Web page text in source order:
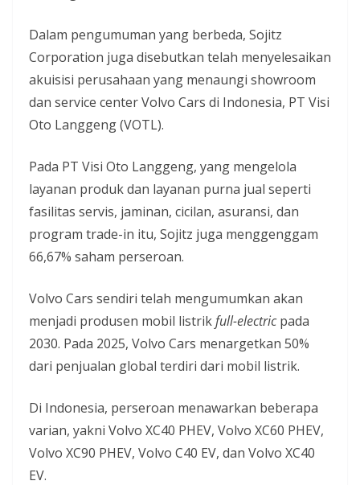
Dalam pengumuman yang berbeda, Sojitz
Corporation juga disebutkan telah menyelesaikan
akuisisi perusahaan yang menaungi showroom
dan service center Volvo Cars di Indonesia, PT Visi
Oto Langgeng (VOTL).
Pada PT Visi Oto Langgeng, yang mengelola
layanan produk dan layanan purna jual seperti
fasilitas servis, jaminan, cicilan, asuransi, dan
program trade-in itu, Sojitz juga menggenggam
66,67% saham perseroan.
Volvo Cars sendiri telah mengumumkan akan
menjadi produsen mobil listrikfull-electricpada
2030. Pada 2025, Volvo Cars menargetkan 50%
dari penjualan global terdiri dari mobil listrik.
Di Indonesia, perseroan menawarkan beberapa
varian, yakni Volvo XC40 PHEV, Volvo XC60 PHEV,
Volvo XC90 PHEV, Volvo C40 EV, dan Volvo XC40
EV.